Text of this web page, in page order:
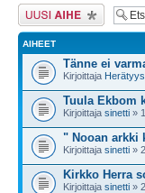
Lähetä uusi viesti
AIHEET
Tänne ei
Kirjoittaja Herätyys
Tuula Ekbom
Kirjoittaja sinetti »
" Nooan arkki
Kirjoittaja sinetti »
Kirkko Herra
Kirjoittaja sinetti »